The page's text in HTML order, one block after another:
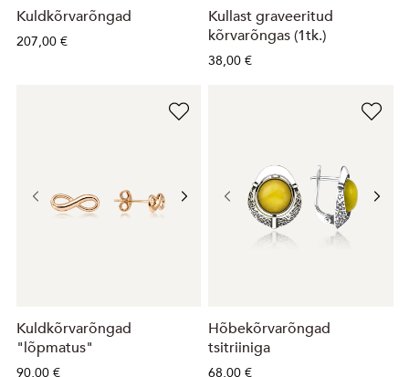
Kuldkõrvarõngad
207,00 €
Kullast graveeritud
kõrvarõngas (1tk.)
38,00 €
Kuldkõrvarõngad
"lõpmatus"
90,00 €
Hõbekõrvarõngad
tsitriiniga
68,00 €